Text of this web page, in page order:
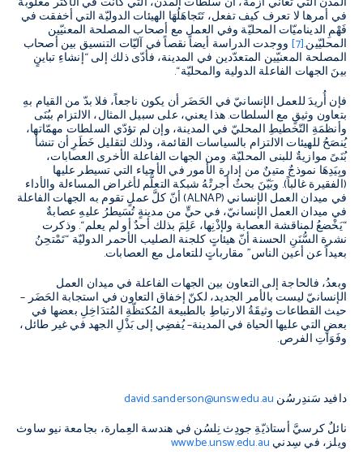
في أمرها لا تعرف كيف تفعل، تَتَجاهَلُهَا الهيئات الدوليّة التي أخفقت في
فَهْمِ الديناميّات المحليّة وفي العمل مع أصحاب المصلحة المعنيّين
المحليّين.
[7] ووجدت الدراسة أيضاً نقصاً في آليّات التنسيق بين أصحاب
المصلحة المعنيّين المتعدّدين في المدينة، فأدّى ذلك إلى“إنشاءِ تباينٍ
بينَ الجهات الفاعلة الدولية والمحليّة“.
فإن أُريدَ للعمل الإنسانيّ في الحَضَر أن يكون ناجعاً، فلا بدّ من القيام بهِ
بتعاون وثيقٍ مع السلطات.هذا يعني، على سبيل المثال، الالتزام ببُنَى
وأنظمَةِ التّخطيطِ المحليّ في المدينة، وإن لم تؤدّي السلطات مهمّاتها،
يُنصَحُ للهيئات الالتزام بالسياسات القائمة، وذلك لتقليل خَطَرِ أن تنشأ
بُنَىً موازيةٌ للبنى المحليّة. ومن الجهات الفاعلة الأخرى العصابات،
وبِيَدِهَا نموذجٌ متينٌ من إدارة الأمور في الأحياء التي تسيطر عليها
(الفقيرة غالباً). وبَيّنَ بحثٌ أجرتْهُ شبكة التعلُّم لأغراض المساءلة والأداء
في ميدان العمل الإنساني (
ALNAP
)أنّ كلَّ عملٍ تقوم به الجهات الفاعلة
في ميدان العمل الإنسانيّ، في حيٍّ من مدينةٍ تُسَيطرُ عليهِ عصابةٌ
“يَخْضعُ لمناقشة العصابة ولإذْنِها، عَلِمَ بذلك أحدٌ أو لم يعلم“. وذكرت
نشرة السُّنَنِ الحسنة أنّ هيئاتٍ كلجنة الصليب الأحمر الدوليّة “تَمْتحِنُ
بعيداً عن أعين الناس” مقارباتٍ للتعامل مع العصابات.
وبعدُ، فالحاجة إلى التعاون بين الجهات الفاعلة في ميدان العمل
الإنسانيّ ليست بالأمر الجديد، لكنّ إخفاق التعاون في استجابة الحَضَر–
حيث القطاعات وثيقَةُ الارتباطِ بالطبيعة المُكتظّةِ المُتدَاخِلِ بعضها في
بعضٍ التي عليها الحياة في المدينة–يُفضِي إلى بَذْلِ الجهد في غير طائل،
وفَوَاتِ الفرص.
دافيد سَندِرسُن david.sanderson@unsw.edu.au
نائلٌ كرسيَّ أستاذيّةِ جودِث نِلسُن في هندسة العِمارة، بجامعة نيو ساوث
ويلز، في سِدني www.be.unsw.edu.au